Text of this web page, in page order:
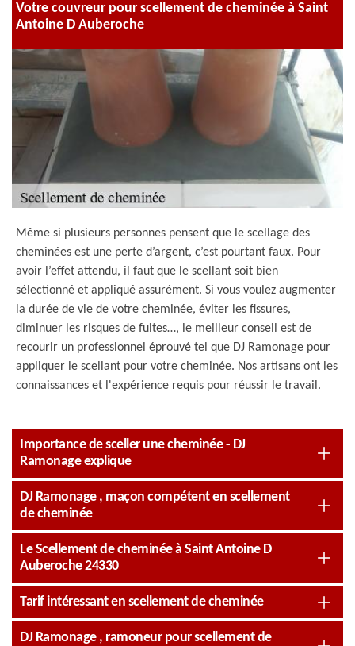
Votre couvreur pour scellement de cheminée à Saint
Antoine D Auberoche
Même si plusieurs personnes pensent que le scellage des
cheminées est une perte d’argent, c’est pourtant faux. Pour
avoir l’effet attendu, il faut que le scellant soit bien
sélectionné et appliqué assurément. Si vous voulez augmenter
la durée de vie de votre cheminée, éviter les fissures,
diminuer les risques de fuites…, le meilleur conseil est de
recourir un professionnel éprouvé tel que DJ Ramonage pour
appliquer le scellant pour votre cheminée. Nos artisans ont les
connaissances et l'expérience requis pour réussir le travail.
Importance de sceller une cheminée - DJ
Ramonage explique
DJ Ramonage , maçon compétent en scellement
de cheminée
Le Scellement de cheminée à Saint Antoine D
Auberoche 24330
Tarif intéressant en scellement de cheminée
DJ Ramonage , ramoneur pour scellement de